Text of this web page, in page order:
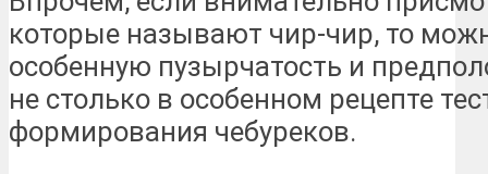
которые называют чир-чир, то
особенную пузырчатость и
не столько в особенном рецепте
формирования чебуреков.